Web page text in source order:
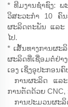
* ທີມງານຊ່ຳຊົງ:
ວິສະວະກຳ 10 ຄົ
ຜະລິດຕະພັນ ແລະ
ໄປ.
* ເສັ້ນທາງການຜະ
ຜະລິດທີ່ເຊື່ອມຕໍ່ຢ່
ເອງ ເຊິ່ງອຸປະກອນ
ການຜະລິດ ແລ
ການຕັດດ້ວຍ CNC,
ການປະມວນຜ